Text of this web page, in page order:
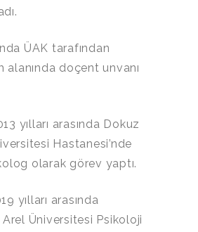
ÜAK tarafından
alanında doçent unvanı
yılları arasında Dokuz
Hastanesi’nde
olarak görev yaptı.
yılları arasında
Üniversitesi Psikoloji